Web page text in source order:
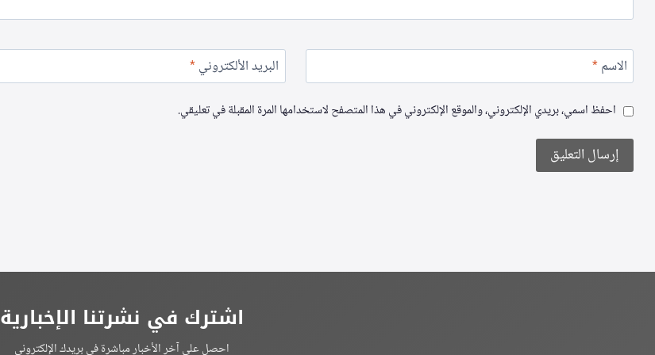
الاسم* البريد الألكتروني*
احفظ اسمي، بريدي الإلكتروني، والموقع الإلكتروني في هذا المتصفح لاستخدامها المرة المقبلة في تعليقي.
اشترك في نشرتنا الإخبارية
احصل على آخر الأخبار مباشرة في بريدك الإلكتروني